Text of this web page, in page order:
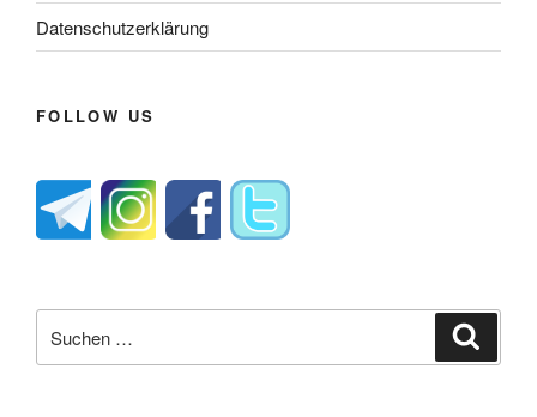
Datenschutzerklärung
FOLLOW US
nach: